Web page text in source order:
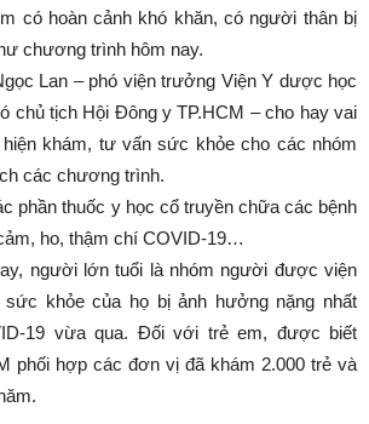
có hoàn cảnh khó khăn, có người thân bị
chương trình hôm nay.
Lan – phó viện trưởng Viện Y dược học
chủ tịch Hội Đông y TP.HCM – cho hay vai
khám, tư vấn sức khỏe cho các nhóm
các chương trình.
phần thuốc y học cổ truyền chữa các bệnh
ho, thậm chí COVID-19…
người lớn tuổi là nhóm người được viện
sức khỏe của họ bị ảnh hưởng nặng nhất
19 vừa qua. Đối với trẻ em, được biết
phối hợp các đơn vị đã khám 2.000 trẻ và